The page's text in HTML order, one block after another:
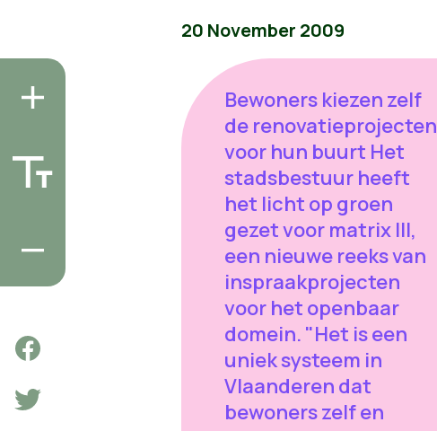
20 November 2009
Bewoners kiezen zelf
de renovatieprojecten
voor hun buurt Het
stadsbestuur heeft
het licht op groen
gezet voor matrix III,
een nieuwe reeks van
inspraakprojecten
voor het openbaar
domein. "Het is een
uniek systeem in
Vlaanderen dat
bewoners zelf en